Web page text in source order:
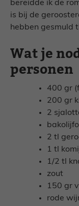
bereidde ik de
is bij de
hebben gesmuld
Wat je
personen
400 gr
200 gr
2
2 tl
1 tl
1/2 tl
zout
150 gr
rode